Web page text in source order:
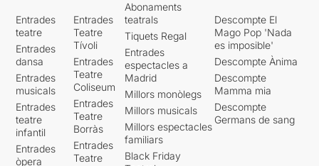
Entrades
teatre
Entrades
dansa
Entrades
musicals
Entrades
teatre
infantil
Entrades
òpera
Entrades
Teatre
Tívoli
Entrades
Teatre
Coliseum
Entrades
Teatre
Borràs
Entrades
Teatre
Abonaments
teatrals
Tiquets Regal
Entrades
espectacles a
Madrid
Millors monòlegs
Millors musicals
Millors espectacles
familiars
Black Friday
Descompte El
Mago Pop 'Nada
es imposible'
Descompte Ànima
Descompte
Mamma mia
Descompte
Germans de sang